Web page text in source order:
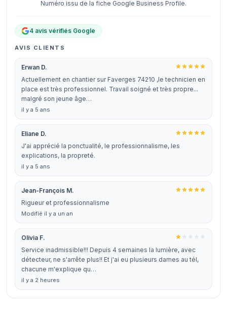
Numéro issu de la fiche Google Business Profile.
4 avis vérifiés Google
AVIS CLIENTS
Erwan D.
Actuellement en chantier sur Faverges 74210 ,le technicien en
place est très professionnel. Travail soigné et très propre...
malgré son jeune âge…
il y a 5 ans
Eliane D.
J'ai apprécié la ponctualité, le professionnalisme, les
explications, la propreté.
il y a 5 ans
Jean-François M.
Rigueur et professionnalisme
Modifié il y a un an
Olivia F.
Service inadmissible!!! Depuis 4 semaines la lumière, avec
détecteur, ne s'arrête plus!! Et j'ai eu plusieurs dames au tél,
chacune m'explique qu…
il y a 2 heures